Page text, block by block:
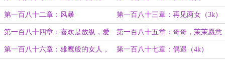
票）
第一百八十二章：风暴 第一百八十三章：再见两女（3k）
第一百八十四章：喜欢是放纵，爱
是克制（4k）
第一百八十五章：哥哥，茉茉愿意
的……（4k）
第一百八十六章：雄鹰般的女人， 第一百八十七章：偶遇（4k）